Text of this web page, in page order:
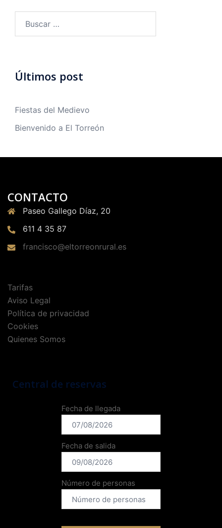
Últimos post
Fiestas del Medievo
Bienvenido a El Torreón
CONTACTO
Paseo Gallego Díaz, 20
611 4 35 87
francisco@eltorreonrural.es
Tarifas
Aviso Legal
Política de privacidad
Cookies
Quienes Somos
Central de reservas
Fecha de llegada
Fecha de salida
Número de personas